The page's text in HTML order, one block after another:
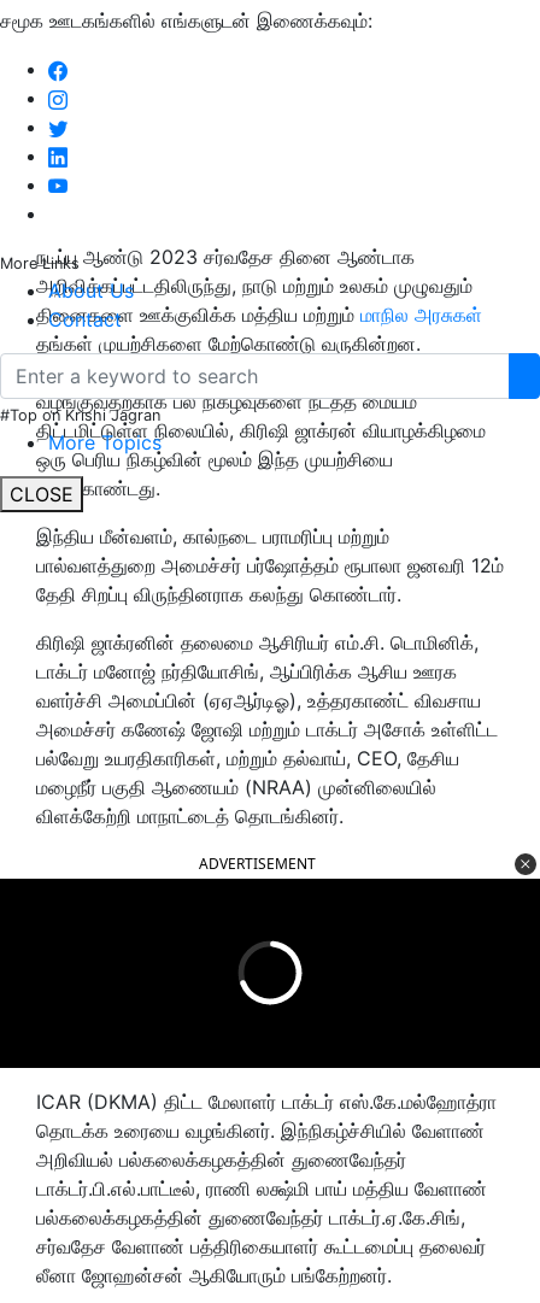
சமூக ஊடகங்களில் எங்களுடன் இணைக்கவும்:
More Links
About Us
Contact
#Top on Krishi Jagran
More Topics
CLOSE
நடப்பு ஆண்டு 2023 சர்வதேச தினை ஆண்டாக
அறிவிக்கப்பட்டதிலிருந்து, நாடு மற்றும் உலகம் முழுவதும்
தினைகளை ஊக்குவிக்க மத்திய மற்றும் மாநில அரசுகள்
தங்கள் முயற்சிகளை மேற்கொண்டு வருகின்றன.
உலகெங்கிலும் உள்ள ஒவ்வொரு நபருக்கும் சூப்பர்ஃபுட்
வழங்குவதற்காக பல நிகழ்வுகளை நடத்த மையம்
திட்டமிட்டுள்ள நிலையில், கிரிஷி ஜாக்ரன் வியாழக்கிழமை
ஒரு பெரிய நிகழ்வின் மூலம் இந்த முயற்சியை
மேற்கொண்டது.
இந்திய மீன்வளம், கால்நடை பராமரிப்பு மற்றும்
பால்வளத்துறை அமைச்சர் பர்ஷோத்தம் ரூபாலா ஜனவரி 12ம்
தேதி சிறப்பு விருந்தினராக கலந்து கொண்டார்.
கிரிஷி ஜாக்ரனின் தலைமை ஆசிரியர் எம்.சி. டொமினிக்,
டாக்டர் மனோஜ் நர்தியோசிங், ஆப்பிரிக்க ஆசிய ஊரக
வளர்ச்சி அமைப்பின் (ஏஏஆர்டிஓ), உத்தரகாண்ட் விவசாய
அமைச்சர் கணேஷ் ஜோஷி மற்றும் டாக்டர் அசோக் உள்ளிட்ட
பல்வேறு உயரதிகாரிகள், மற்றும் தல்வாய், CEO, தேசிய
மழைநீர் பகுதி ஆணையம் (NRAA) முன்னிலையில்
விளக்கேற்றி மாநாட்டைத் தொடங்கினர்.
ADVERTISEMENT
ICAR (DKMA) திட்ட மேலாளர் டாக்டர் எஸ்.கே.மல்ஹோத்ரா
தொடக்க உரையை வழங்கினர். இந்நிகழ்ச்சியில் வேளாண்
அறிவியல் பல்கலைக்கழகத்தின் துணைவேந்தர்
டாக்டர்.பி.எல்.பாட்டீல், ராணி லக்ஷ்மி பாய் மத்திய வேளாண்
பல்கலைக்கழகத்தின் துணைவேந்தர் டாக்டர்.ஏ.கே.சிங்,
சர்வதேச வேளாண் பத்திரிகையாளர் கூட்டமைப்பு தலைவர்
லீனா ஜோஹன்சன் ஆகியோரும் பங்கேற்றனர்.